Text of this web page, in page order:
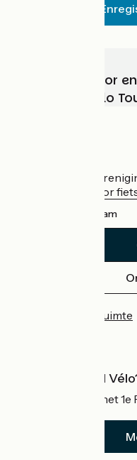
Kies, bereid voor
met France Vélo
De nationale
officiële gids voor
Instagram
Professionele ruimte
Wat is Accueil
Accueil Vélo is het